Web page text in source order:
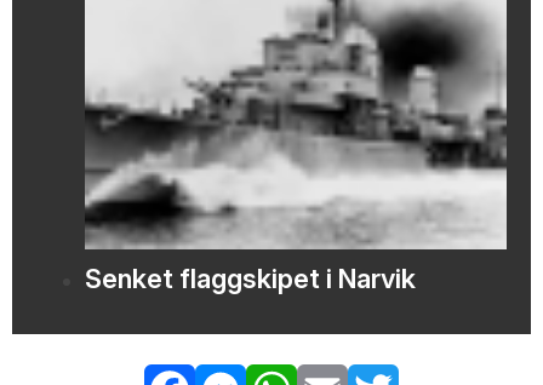
Senket flaggskipet i Narvik